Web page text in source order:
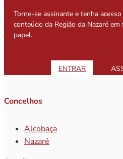
Torne-se assinante e tenha
conteúdo da Região da Nazaré
papel.
ENTRAR
Concelhos
Alcobaça
Nazaré